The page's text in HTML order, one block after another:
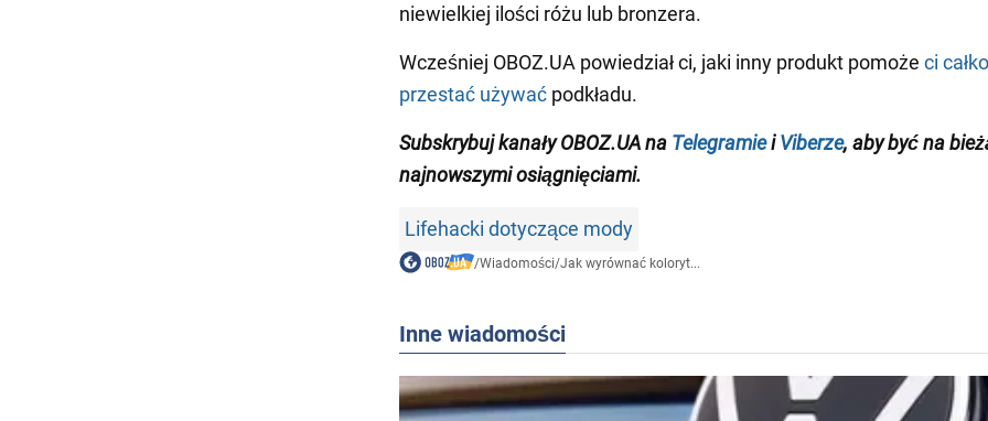
niewielkiej ilości różu lub bronzera.
Wcześniej OBOZ.UA powiedział ci, jaki inny produkt pomoże ci
przestać używać podkładu.
Subskrybuj kanałyOBOZ.UA na TelegramieiViberze, aby być na
najnowszymi osiągnięciami.
Lifehacki dotyczące mody
/Wiadomości/Jak wyrównać koloryt...
Inne wiadomości